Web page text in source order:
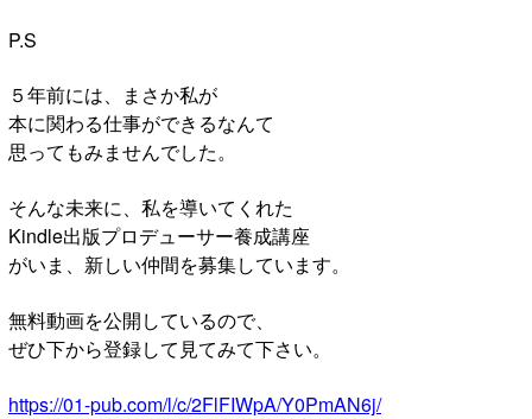
P.S
５年前には、まさか私が
本に関わる仕事ができるなんて
思ってもみませんでした。
そんな未来に、私を導いてくれた
Kindle出版プロデューサー養成講座
がいま、新しい仲間を募集しています。
無料動画を公開しているので、
ぜひ下から登録して見てみて下さい。
https://01-pub.com/l/c/2FlFIWpA/Y0PmAN6j/